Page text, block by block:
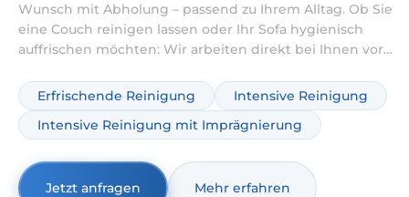
Wunsch mit Abholung – passend zu Ihrem Alltag. Ob Sie
eine Couch reinigen lassen oder Ihr Sofa hygienisch
auffrischen möchten: Wir arbeiten direkt bei Ihnen vor
Bedarf mit intensiver Behandlung gegen Verschmutzung
und Gerüche.
Erfrischende Reinigung
Intensive Reinigung
Intensive Reinigung mit Imprägnierung
Jetzt anfragen Mehr erfahren